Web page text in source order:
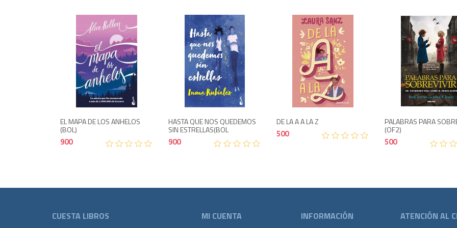
EL MAPA DE LOS ANHELOS
(BOL)
900
Agotado
HASTA QUE NOS QUEDEMOS
SIN ESTRELLAS(BOL
900
Agotado
DE LA A A LA Z
500
PALABRAS PARA
(OF2)
500
CUESTA LIBROS MI CUENTA INFORMACIÓN ATENCIÓN AL